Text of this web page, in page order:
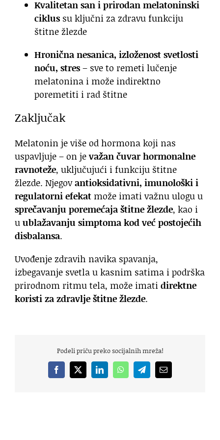
Kvalitetan san i prirodan melatoninski
ciklus su ključni za zdravu funkciju
štitne žlezde
Hronična nesanica, izloženost svetlosti
noću, stres– sve to remeti lučenje
melatonina i može indirektno
poremetiti i rad štitne
Zaključak
Melatonin je više od hormona koji nas
uspavljuje – on jevažan čuvar hormonalne
ravnoteže, uključujući i funkciju štitne
žlezde. Njegovantioksidativni, imunološki i
regulatorni efekat može imati važnu ulogu u
sprečavanju poremećaja štitne žlezde, kao i
uublažavanju simptoma kod već postojećih
disbalansa.
Uvođenje zdravih navika spavanja,
izbegavanje svetla u kasnim satima i podrška
prirodnom ritmu tela, može imatidirektne
koristi za zdravlje štitne žlezde.
Podeli priču preko socijalnih mreža!
Facebook
X LinkedInWhatsAppTelegramEmail